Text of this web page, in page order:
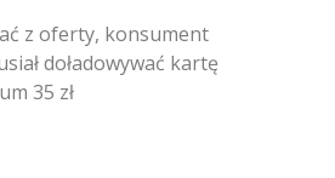
z oferty, konsument
doładowywać kartę
35 zł